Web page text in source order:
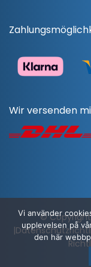
Wir versenden
©
|
Vi använder
upplevelsen på
den här